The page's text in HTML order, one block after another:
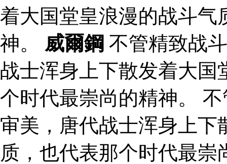
着大国堂皇浪漫的战斗气
神。 威爾鋼 不管精致战
战士浑身上下散发着大国
个时代最崇尚的精神。
审美，唐代战士浑身上下
质，也代表那个时代最